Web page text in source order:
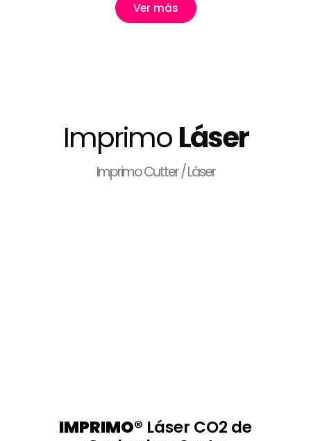
Ver más
ImprimoLáser
Imprimo Cutter / Láser
IMPRIMO® Láser CO2 de